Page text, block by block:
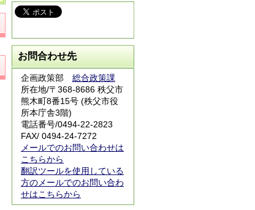
お問合わせ先
企画政策部 総合政策課
所在地/〒368-8686 秩父市
熊木町8番15号 (秩父市役
所本庁舎3階)
電話番号/0494-22-2823
FAX/ 0494-24-7272
メールでのお問い合わせは
こちらから
翻訳ツールを使用している
方のメールでのお問い合わ
せはこちらから